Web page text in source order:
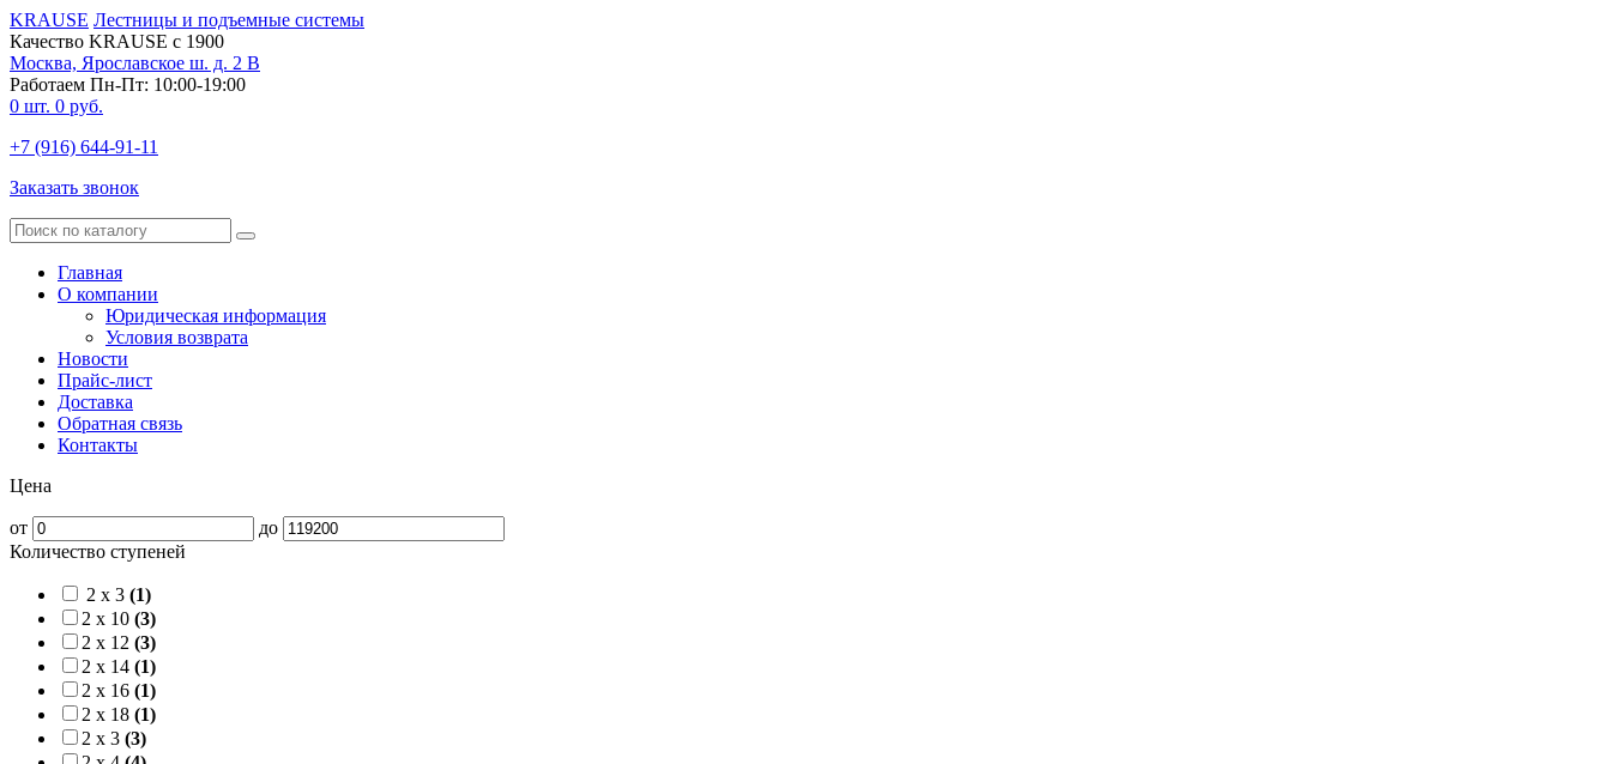
KRAUSE Лестницы и подъемные системы
Качество KRAUSE с 1900
Москва, Ярославское ш. д. 2 В
Работаем Пн-Пт: 10:00-19:00
0 шт. 0 руб.
+7 (916) 644-91-11
Заказать звонок
Главная
О компании
Юридическая информация
Условия возврата
Новости
Прайс-лист
Доставка
Обратная связь
Контакты
Цена
от
до
Количество ступеней
2 x 3 (1)
2 x 10 (3)
2 x 12 (3)
2 x 14 (1)
2 x 16 (1)
2 x 18 (1)
2 x 3 (3)